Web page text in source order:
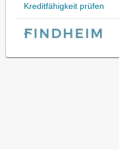
Kreditfähigkeit prüfen